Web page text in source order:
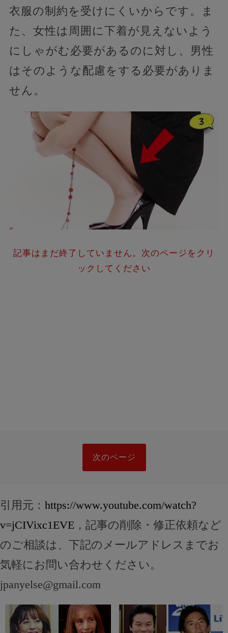
衣服の制約を受けにくいからです。ま
た、女性は周囲に下着が見えないよう
にしゃがむ必要があるのに対し、男性
はそのような配慮をする必要がありま
せん。
記事はまだ終了していません。次のページをクリ
ックしてください
次のページ
引用元： https://www.youtube.com/watch?
v=jCIVixc1EVE ，記事の削除・修正依頼など
のご相談は、下記のメールアドレスまでお
気軽にお問い合わせください。
jpanyelse@gmail.com